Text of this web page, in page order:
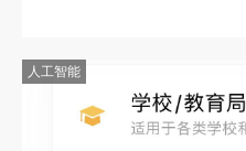
人工智能